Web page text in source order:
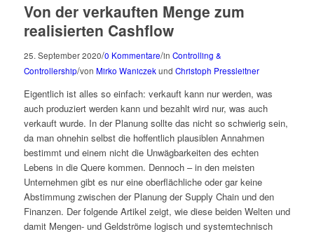
Von der verkauften Menge zum
realisierten Cashflow
25. September 2020/0 Kommentare/in Controlling &
Controllership/von Mirko Waniczekund Christoph Pressleitner
Eigentlich ist alles so einfach: verkauft kann nur werden, was
auch produziert werden kann und bezahlt wird nur, was auch
verkauft wurde. In der Planung sollte das nicht so schwierig sein,
da man ohnehin selbst die hoffentlich plausiblen Annahmen
bestimmt und einem nicht die Unwägbarkeiten des echten
Lebens in die Quere kommen. Dennoch – in den meisten
Unternehmen gibt es nur eine oberflächliche oder gar keine
Abstimmung zwischen der Planung der Supply Chain und den
Finanzen. Der folgende Artikel zeigt, wie diese beiden Welten und
damit Mengen- und Geldströme logisch und systemtechnisch